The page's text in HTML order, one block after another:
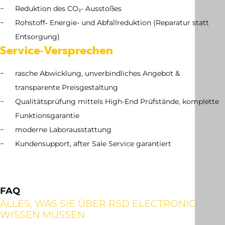
Reduktion des CO₂- Ausstoßes
Rohstoff‑ Energie- und Abfallreduktion (Reparatur statt
Entsorgung)
Service‑Versprechen
rasche Abwicklung, unverbindliches Angebot &
transparente Preisgestaltung
Qualitätsprüfung mittels High-End Prüfstände, komplette
Funktionsgarantie
moderne Laborausstattung
Kundensupport, after Sale Service garantiert
FAQ
ALLES, WAS SIE ÜBER RSD ELECTRONIC
WISSEN MÜSSEN